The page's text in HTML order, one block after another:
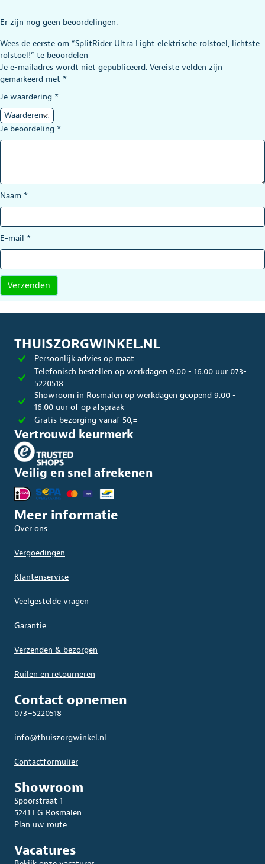
Er zijn nog geen beoordelingen.
Wees de eerste om “SplitRider Ultra Light elektrische rolstoel, lichtste
rolstoel!” te beoordelen
Je e-mailadres wordt niet gepubliceerd. Vereiste velden zijn
gemarkeerd met *
Je waardering *
Je beoordeling *
Naam *
E-mail *
THUISZORGWINKEL.NL
Persoonlijk advies op maat
Telefonisch bestellen op werkdagen 9.00 - 16.00 uur 073-
5220518
Showroom in Rosmalen op werkdagen geopend 9.00 -
16.00 uur of op afspraak
Gratis bezorging vanaf 50,=
Vertrouwd keurmerk
Veilig en snel afrekenen
Meer informatie
Over ons
Vergoedingen
Klantenservice
Veelgestelde vragen
Garantie
Verzenden & bezorgen
Ruilen en retourneren
Contact opnemen
073–5220518
info@thuiszorgwinkel.nl
Contactformulier
Showroom
Spoorstraat 1
5241 EG Rosmalen
Plan uw route
Vacatures